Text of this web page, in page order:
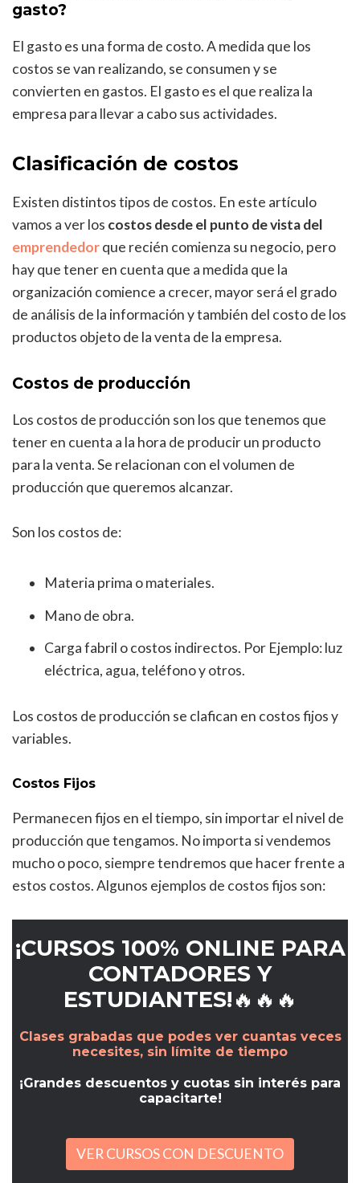
gasto?
El gasto es una forma de costo. A medida que los
costos se van realizando, se consumen y se
convierten en gastos. El gasto es el que realiza la
empresa para llevar a cabo sus actividades.
Clasificación de costos
Existen distintos tipos de costos. En este artículo
vamos a ver los costos desde el punto de vista del
emprendedorque recién comienza su negocio, pero
hay que tener en cuenta que a medida que la
organización comience a crecer, mayor será el grado
de análisis de la información y también del costo de los
productos objeto de la venta de la empresa.
Costos de producción
Los costos de producción son los que tenemos que
tener en cuenta a la hora de producir un producto
para la venta. Se relacionan con el volumen de
producción que queremos alcanzar.
Son los costos de:
Materia prima o materiales.
Mano de obra.
Carga fabril o costos indirectos. Por Ejemplo: luz
eléctrica, agua, teléfono y otros.
Los costos de producción se clafican en costos fijos y
variables.
Costos Fijos
Permanecen fijos en el tiempo, sin importar el nivel de
producción que tengamos. No importa si vendemos
mucho o poco, siempre tendremos que hacer frente a
estos costos. Algunos ejemplos de costos fijos son:
¡CURSOS 100% ONLINE PARA
CONTADORES Y
ESTUDIANTES!🔥🔥🔥
Clases grabadas que podes ver cuantas veces
necesites, sin límite de tiempo
¡Grandes descuentos y cuotas sin interés para
capacitarte!
VER CURSOS CON DESCUENTO